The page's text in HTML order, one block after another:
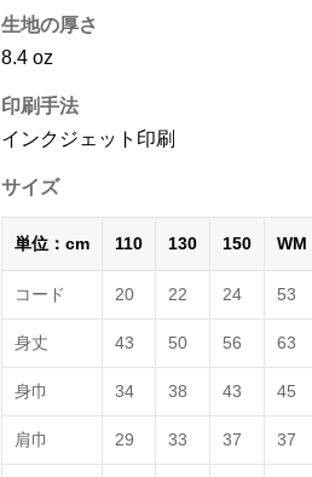
生地の厚さ
8.4 oz
印刷手法
インクジェット印刷
サイズ
単位：cm 110 130 150 WM
コード 20 22 24 53
身丈 43 50 56 63
身巾 34 38 43 45
肩巾 29 33 37 37